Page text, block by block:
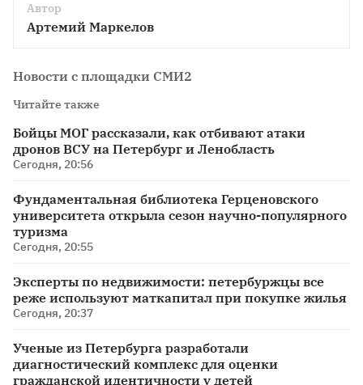
Автор
Артемий Маркелов
Новости с площадки СМИ2
Читайте также
Бойцы МОГ рассказали, как отбивают атаки
дронов ВСУ на Петербург и Ленобласть
Сегодня, 20:56
Фундаментальная библиотека Герценовского
университета открыла сезон научно-популярного
туризма
Сегодня, 20:55
Эксперты по недвижимости: петербуржцы все
реже используют маткапитал при покупке жилья
Сегодня, 20:37
Ученые из Петербурга разработали
диагностический комплекс для оценки
гражданской идентичности у детей